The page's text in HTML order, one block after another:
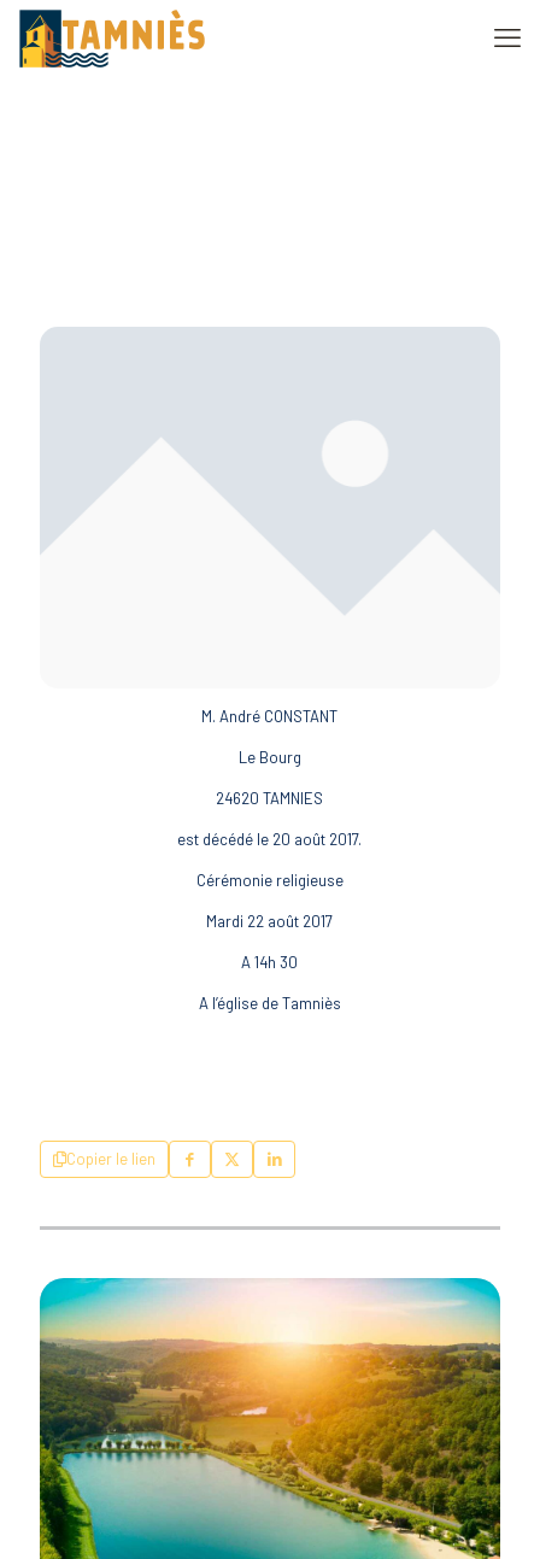
M. André CONSTANT
Le Bourg
24620 TAMNIES
est décédé le 20 août 2017.
Cérémonie religieuse
Mardi 22 août 2017
A 14h 30
A l’église de Tamniès
Copier le lien